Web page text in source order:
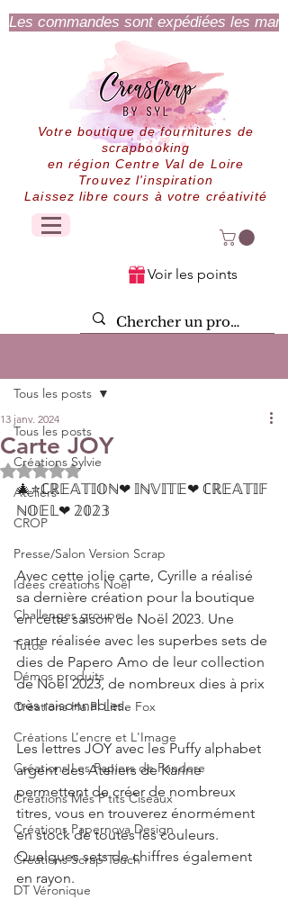
Les commandes sont expédiées les
Votre boutique de fournitures de
scrapbooking
en région Centre Val de Loire
Trouvez l'inspiration
Laissez libre cours à votre créativité
Voir les points
Tous les posts
Créations Sylvie
Ateliers
CROP
Presse/Salon Version Scrap
Idées créations Noël
Challenges groupe
Tutos
Démos produits
Créations Ha.Pi Little Fox
Créations L’encre et L'Image
Créations Les Papiers de Pandore
Créations Mes P’tits Ciseaux
Créations Papernova Design
Créations Scrap'Touch
DT Véronique
Tous les posts
Carte JOY
13 janv. 2024
Noté NaN étoiles sur 5.
🎄⭐ℂℝ𝔼𝔸𝕋𝕀𝕆ℕ❤ 𝕀ℕ𝕍𝕀𝕋𝔼❤ ℂℝ𝔼𝔸𝕋𝕀𝔽️
ℕ𝕆𝔼𝕃❤ 𝟚𝟘𝟚𝟛️
Avec cette jolie carte, Cyrille a réalisé
sa dernière création pour la boutique
en cette saison de Noël 2023. Une
carte réalisée avec les superbes sets de
dies de Papero Amo de leur collection
de Noël 2023, de nombreux dies à prix
très raisonnables.
Les lettres JOY avec les Puffy alphabet
argent des Ateliers de Karine
permettent de créer de nombreux
titres, vous en trouverez énormément
en stock de toutes les couleurs.
Quelques sets de chiffres également
en rayon.